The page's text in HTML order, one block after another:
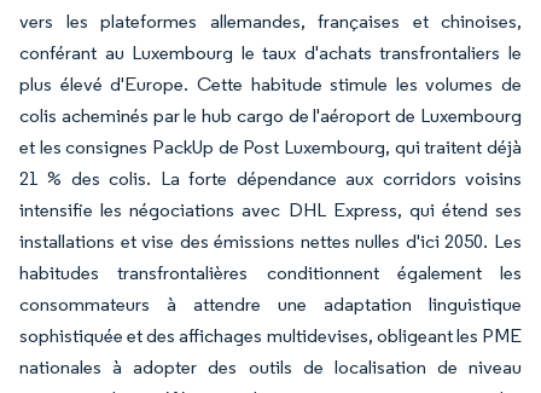
vers les plateformes allemandes, françaises et chinoises,
conférant au Luxembourg le taux d'achats transfrontaliers le
plus élevé d'Europe. Cette habitude stimule les volumes de
colis acheminés par le hub cargo de l'aéroport de Luxembourg
et les consignes PackUp de Post Luxembourg, qui traitent déjà
21 % des colis. La forte dépendance aux corridors voisins
intensifie les négociations avec DHL Express, qui étend ses
installations et vise des émissions nettes nulles d'ici 2050. Les
habitudes transfrontalières conditionnent également les
consommateurs à attendre une adaptation linguistique
sophistiquée et des affichages multidevises, obligeant les PME
nationales à adopter des outils de localisation de niveau